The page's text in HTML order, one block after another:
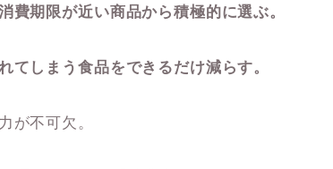
期限が近い商品から積極的に選ぶ。
てしまう食品をできるだけ減らす。
が不可欠。